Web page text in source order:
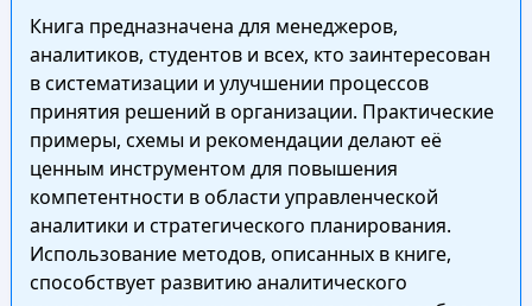
Книга предназначена для менеджеров,
аналитиков, студентов и всех, кто заинтересован
в систематизации и улучшении процессов
принятия решений в организации. Практические
примеры, схемы и рекомендации делают её
ценным инструментом для повышения
компетентности в области управленческой
аналитики и стратегического планирования.
Использование методов, описанных в книге,
способствует развитию аналитического